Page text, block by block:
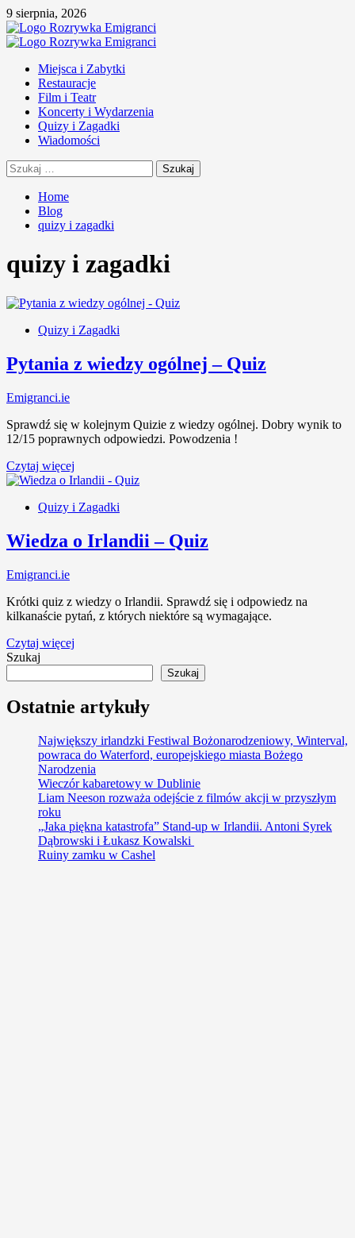
Skip
to
content
9 sierpnia, 2026
Primary
Miejsca i Zabytki
Restauracje
Film i Teatr
Koncerty i Wydarzenia
Quizy i Zagadki
Wiadomości
Szukaj:
Home
Blog
quizy i zagadki
quizy i zagadki
Quizy i Zagadki
Pytania z wiedzy ogólnej – Quiz
Emigranci.ie
Sprawdź się w kolejnym Quizie z wiedzy ogólnej. Dobry wynik to
12/15 poprawnych odpowiedzi. Powodzenia !
Czytaj więcej
Quizy i Zagadki
Wiedza o Irlandii – Quiz
Emigranci.ie
Krótki quiz z wiedzy o Irlandii. Sprawdź się i odpowiedz na
kilkanaście pytań, z których niektóre są wymagające.
Czytaj więcej
Szukaj
Szukaj
Ostatnie artykuły
Największy irlandzki Festiwal Bożonarodzeniowy, Winterval,
powraca do Waterford, europejskiego miasta Bożego
Narodzenia
Wieczór kabaretowy w Dublinie
Liam Neeson rozważa odejście z filmów akcji w przyszłym
roku
„Jaka piękna katastrofa” Stand-up w Irlandii. Antoni Syrek
Dąbrowski i Łukasz Kowalski
Ruiny zamku w Cashel